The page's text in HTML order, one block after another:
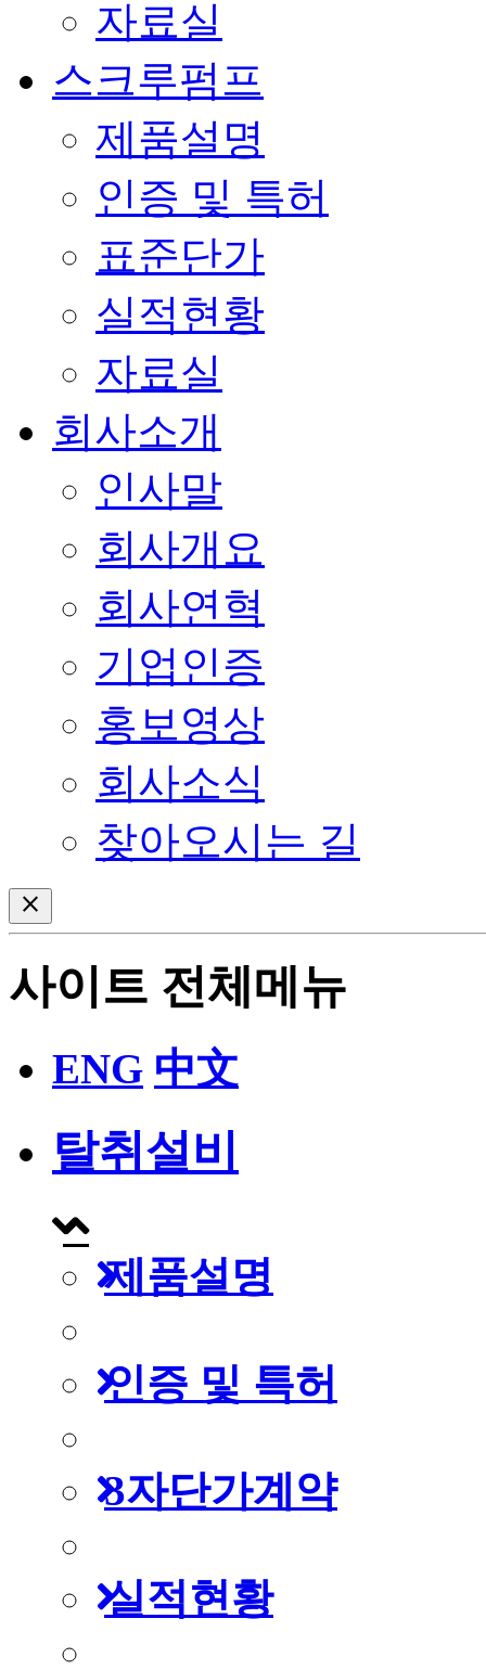
자료실
스크루펌프
제품설명
인증 및 특허
표준단가
실적현황
자료실
회사소개
인사말
회사개요
회사연혁
기업인증
홍보영상
회사소식
찾아오시는 길
close
사이트 전체메뉴
ENG 中文
탈취설비
제품설명
인증 및 특허
3자단가계약
실적현황